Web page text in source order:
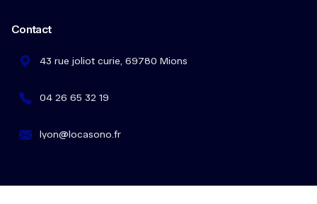
Contact
43 rue joliot curie, 69780 Mions
04 26 65 32 19
lyon@locasono.fr